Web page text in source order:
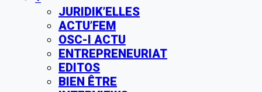
JURIDIK’ELLES
ACTU’FEM
OSC-I ACTU
ENTREPRENEURIAT
EDITOS
BIEN ÊTRE